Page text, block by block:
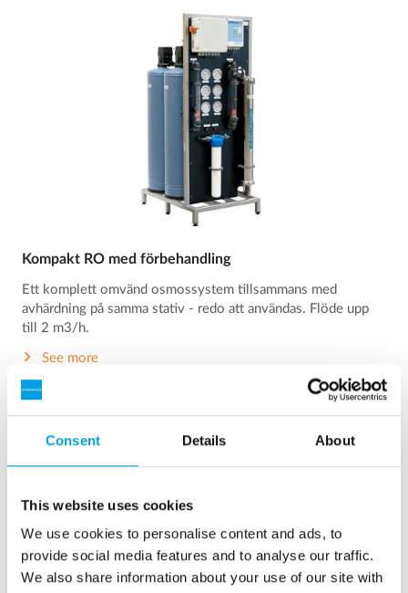
Consent Details About
This website uses cookies
We use cookies to personalise content and ads, to
provide social media features and to analyse our traffic.
We also share information about your use of our site with
Kompakt RO med förbehandling
Ett komplett omvänd osmossystem tillsammans med
avhärdning på samma stativ - redo att användas. Flöde upp
till 2 m3/h.
See more